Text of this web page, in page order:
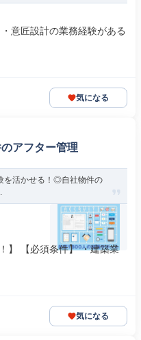
意匠設計の業務経験がある
気になる
アフター管理
を活かせる！◎自社物件の
】 【必須条件】 ・建築業
気になる